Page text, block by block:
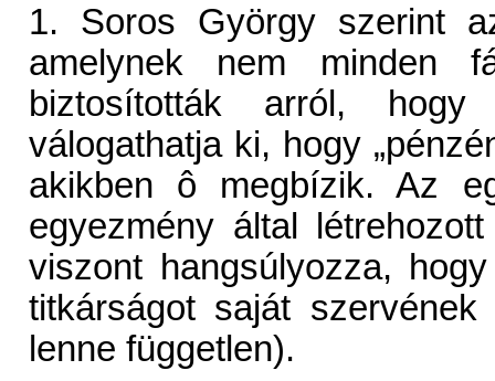
1. Soros György szerint
amelynek nem minden
biztosították arról,
válogathatja ki, hogy
akikben ô megbízik. Az
egyezmény által
viszont hangsúlyozza,
titkárságot saját
lenne független).